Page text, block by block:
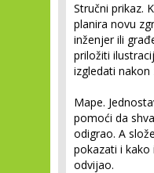
Stručni prikaz.
planira novu
inženjer ili
priložiti
izgledati nakon
Mape.
pomoći da
odigrao. A
pokazati i
odvijao.